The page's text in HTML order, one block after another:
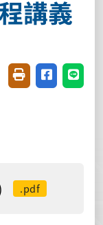
講義
友善列印(開新視
分享至臉書
分享
.pdf